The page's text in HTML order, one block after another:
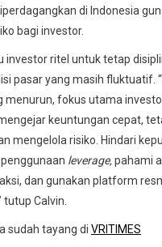
di Indonesia
bagi investor.
investor ritel untuk tetap
pasar yang masih fluktuatif.
menurun, fokus utama
keuntungan cepat,
mengelola risiko. Hindari
leverage,pahami
dan gunakan platform
Calvin.
sudah tayang di VRITIMES